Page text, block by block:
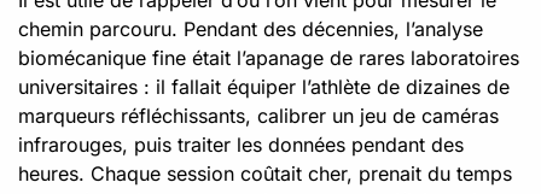
chemin parcouru. Pendant des décennies, l’analyse
biomécanique fine était l’apanage de rares laboratoires
universitaires : il fallait équiper l’athlète de dizaines de
marqueurs réfléchissants, calibrer un jeu de caméras
infrarouges, puis traiter les données pendant des
heures. Chaque session coûtait cher, prenait du temps